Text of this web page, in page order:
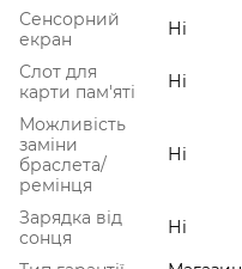
Сенсорний
екран
Ні
Слот для
карти пам'яті
Ні
Можливість
заміни
браслета/
ремінця
Ні
Зарядка від
сонця
Ні